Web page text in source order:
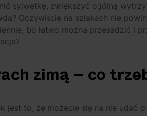
sylwetkę, zwiększyć ogólną
Oczywiście na szlakach nie
bo łatwo można przesadzić i
zimą – co
jest to, że możecie się na nie udać